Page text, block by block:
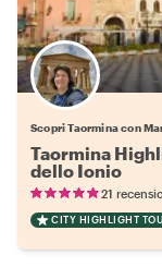
Scopri Taormina con
Taormina
dello Ionio
21
CITY HIGHLIGHT